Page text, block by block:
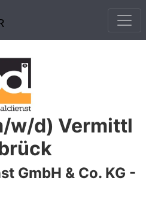
w/d) Vermittl
GmbH & Co. KG -